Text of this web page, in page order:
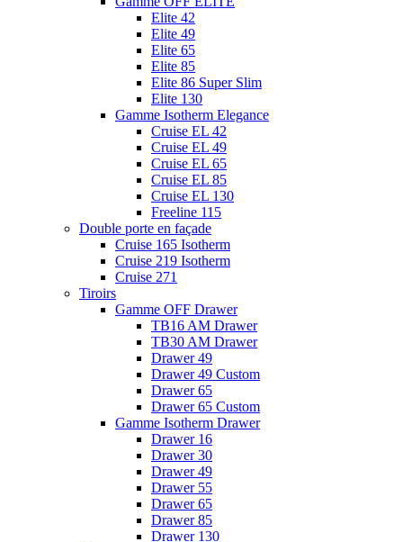
Elite 42
Elite 49
Elite 65
Elite 85
Elite 86 Super Slim
Elite 130
Gamme Isotherm Elegance
Cruise EL 42
Cruise EL 49
Cruise EL 65
Cruise EL 85
Cruise EL 130
Freeline 115
Double porte en façade
Cruise 165 Isotherm
Cruise 219 Isotherm
Cruise 271
Tiroirs
Gamme OFF Drawer
TB16 AM Drawer
TB30 AM Drawer
Drawer 49
Drawer 49 Custom
Drawer 65
Drawer 65 Custom
Gamme Isotherm Drawer
Drawer 16
Drawer 30
Drawer 49
Drawer 55
Drawer 65
Drawer 85
Drawer 130